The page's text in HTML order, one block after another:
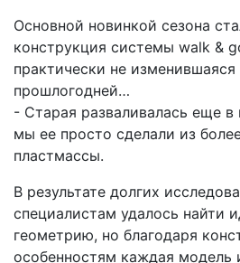
Основной новинкой сезона
конструкция системы walk &
практически не
прошлогодней…
- Старая разваливалась еще в
мы ее просто сделали из
пластмассы.
В результате долгих
специалистам удалось найти
геометрию, но благодаря
особенностям каждая модель